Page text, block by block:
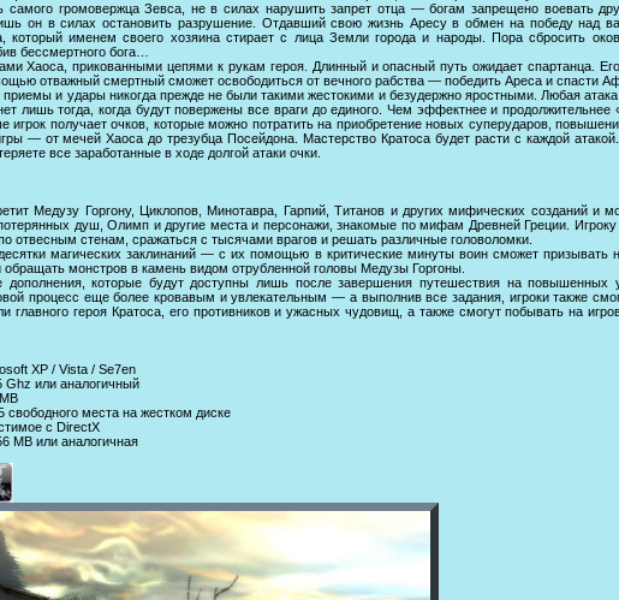
самого громовержца Зевса, не в силах нарушить запрет отца — богам запрещено воевать
он в силах остановить разрушение. Отдавший свою жизнь Аресу в обмен на победу над
который именем своего хозяина стирает с лица Земли города и народы. Пора сбросить
бессмертного бога…
Хаоса, прикованными цепями к рукам героя. Длинный и опасный путь ожидает спартанца.
отважный смертный сможет освободиться от вечного рабства — победить Ареса и спасти
и удары никогда прежде не были такими жестокими и безудержно яростными. Любая
лишь тогда, когда будут повержены все враги до единого. Чем эффектнее и
игрок получает очков, которые можно потратить на приобретение новых суперударов,
— от мечей Хаоса до трезубца Посейдона. Мастерство Кратоса будет расти с каждой
все заработанные в ходе долгой атаки очки.
Медузу Горгону, Циклопов, Минотавра, Гарпий, Титанов и других мифических созданий и
душ, Олимп и другие места и персонажи, знакомые по мифам Древней Греции. Игроку
отвесным стенам, сражаться с тысячами врагов и решать различные головоломки.
магических заклинаний — с их помощью в критические минуты воин сможет призывать
обращать монстров в камень видом отрубленной головы Медузы Горгоны.
дополнения, которые будут доступны лишь после завершения путешествия на
процесс еще более кровавым и увлекательным — а выполнив все задания, игроки также
главного героя Кратоса, его противников и ужасных чудовищ, а также смогут побывать на
XP / Vista / Se7en
Ghz или аналогичный
свободного места на жестком диске
с DirectX
MB или аналогичная